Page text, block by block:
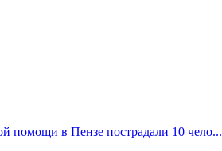
помощи в Пензе пострадали 10 чело...